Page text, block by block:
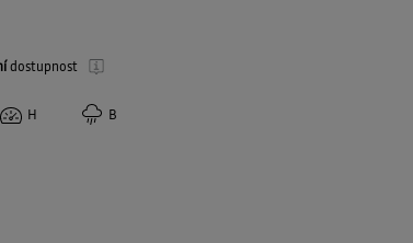
dostupnost
H B